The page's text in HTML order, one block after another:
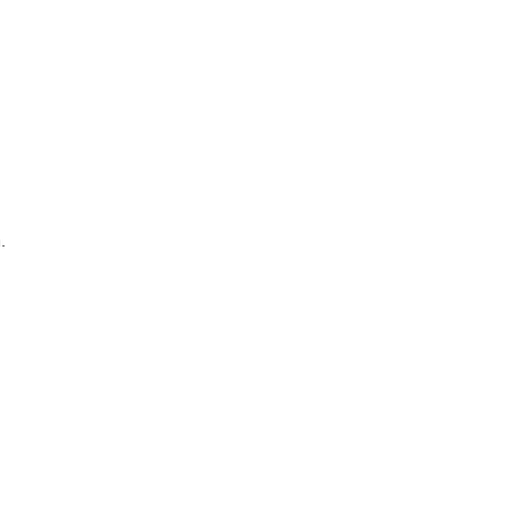
được tìm thấy trong tự nhiên ngày càng tăng trên toàn thế
và châu Âu. Trong môi trường tự nhiên, chúng thường mọc trên
đất thoát nước tốt. Vì ưu điểm đó, cẩm quỳ rất phù hợp cho những
mùa thu.
bệnh.
rau trồng tại nơi khô ráo, tránh ẩm ướt, tránh cho hạt không bị hút
cao làm hạt giống hô hấp mạnh, tiêu hao nhanh các chất dinh
thông thoáng, mát mẻ.
giữ trong hộp lưu trữ.